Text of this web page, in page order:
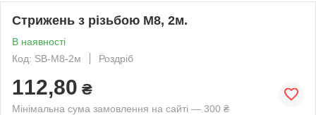
Стрижень з різьбою М8, 2м.
В наявності
Код: SB-М8-2м
Роздріб
112,80 ₴
Мінімальна сума замовлення на сайті — 300 ₴